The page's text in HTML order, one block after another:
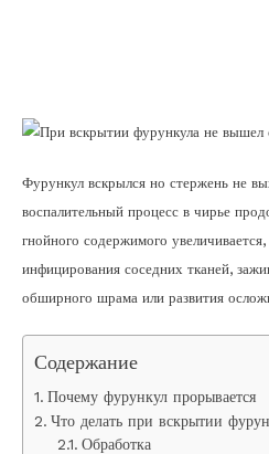
Фурункул вскрылся но стержень не
воспалительный процесс в чирье
гнойного содержимого увеличивается,
инфицирования соседних тканей,
обширного шрама или развития
Содержание
Почему фурункул прорывается
Что делать при вскрытии
Обработка